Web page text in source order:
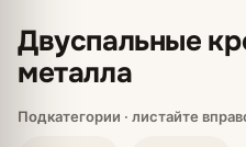
Двуспальные
металла